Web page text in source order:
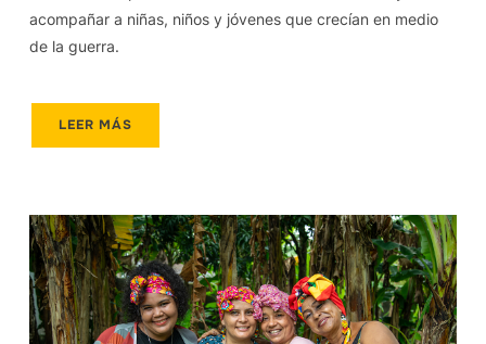
acompañar a niñas, niños y jóvenes que crecían en medio
de la guerra.
LEER MÁS